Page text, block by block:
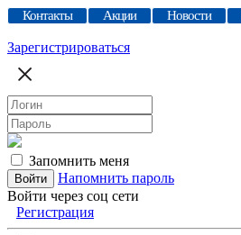
Контакты Акции Новости
Зарегистрироваться
Запомнить меня
Напомнить пароль
Войти через соц сети
Регистрация